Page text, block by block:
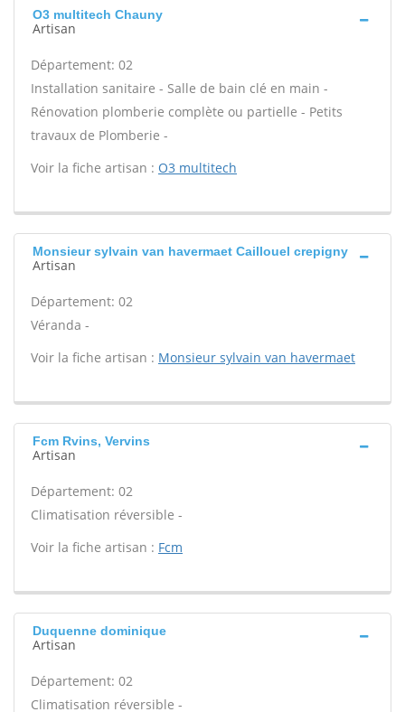
O3 multitech Chauny
Artisan
Département: 02
Installation sanitaire - Salle de bain clé en main -
Rénovation plomberie complète ou partielle - Petits
travaux de Plomberie -
Voir la fiche artisan : O3 multitech
Monsieur sylvain van havermaet Caillouel crepigny
Artisan
Département: 02
Véranda -
Voir la fiche artisan : Monsieur sylvain van havermaet
Fcm Rvins, Vervins
Artisan
Département: 02
Climatisation réversible -
Voir la fiche artisan : Fcm
Duquenne dominique
Artisan
Département: 02
Climatisation réversible -